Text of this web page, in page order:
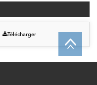
Télécharger